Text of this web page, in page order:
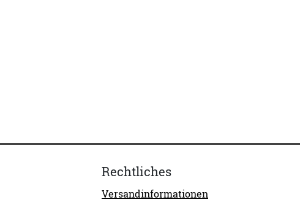
Rechtliches
Versandinformationen